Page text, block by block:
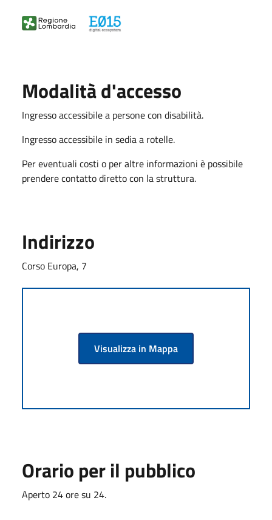
Modalità d'accesso
Ingresso accessibile a persone con disabilità.
Ingresso accessibile in sedia a rotelle.
Per eventuali costi o per altre informazioni è possibile
prendere contatto diretto con la struttura.
Indirizzo
Corso Europa, 7
Visualizza in Mappa
Orario per il pubblico
Aperto 24 ore su 24.